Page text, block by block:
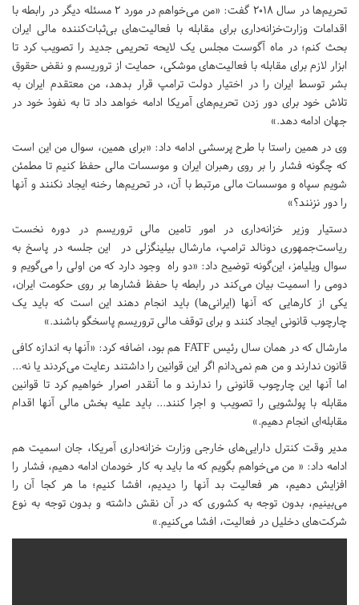
تحریم‌ها در سال ۲۰۱۸ گفت: «من می‌خواهم در مورد ۲ مسئله دیگر در رابطه با
اقدامات وزارت‌خزانه‌داری برای مقابله با فعالیت‌های بی‌ثبات‌کننده مالی ایران
بحث کنم؛ در ماه آگوست مجلس یک لایحه تحریمی جدید را تصویب کرد تا
ابزار لازم برای مقابله با فعالیت‌های موشکی، حمایت از تروریسم و نقض حقوق
بشر توسط ایران را در اختیار دولت ترامپ قرار بدهد، من معتقدم ایران به
تلاش خود برای دور زدن تحریم‌های آمریکا ادامه خواهد داد تا به نفوذ خود در
جهان ادامه دهد.»
وی در همین راستا با طرح پرسشی ادامه داد: «برای همین، سوال من این است
که چگونه فشار را بر روی رهبران ایران و موسسات مالی حفظ کنیم تا مطمئن
شویم سپاه و موسسات مالی مرتبط با آن، در تحریم‌ها رخنه ایجاد نکنند و آنها
را دور نزنند؟»
دستیار وزیر خزانه‌داری در امور تامین مالی تروریسم در دوره نخست
ریاست‌جمهوری دونالد ترامپ، مارشال بیلینگزلی در این جلسه در پاسخ به
سوال ویلیامز، این‌گونه توضیح داد: «دو راه وجود دارد که من اولی را می‌گویم و
دومی را اسمیت بیان می‌کند در رابطه با حفظ فشارها بر روی حکومت ایران،
یکی از کارهایی که آنها (ایرانی‌ها) باید انجام دهند این است که باید یک
چارچوب قانونی ایجاد کنند و برای توقف مالی تروریسم پاسخگو باشند.»
مارشال که در همان سال رئیس FATF هم بود، اضافه کرد: «آنها به اندازه کافی
قانون ندارند و من هم نمی‌دانم اگر این قوانین را داشتند رعایت می‌کردند یا نه...
اما آنها این چارچوب قانونی را ندارند و ما آنقدر اصرار خواهیم کرد تا قوانین
مقابله با پولشویی را تصویب و اجرا کنند... باید علیه بخش مالی آنها اقدام
مقابله‌ای انجام دهیم.»
مدیر وقت کنترل دارایی‌های خارجی وزارت خزانه‌داری آمریکا، جان اسمیت هم
ادامه داد: « من می‌خواهم بگویم که ما باید به کار خودمان ادامه دهیم، فشار را
افزایش دهیم، هر فعالیت بد آنها را دیدیم، افشا کنیم؛ ما هر کجا آن را
می‌بینیم، بدون توجه به کشوری که در آن نقش داشته و بدون توجه به نوع
شرکت‌های دخلیل در فعالیت، افشا می‌کنیم.»